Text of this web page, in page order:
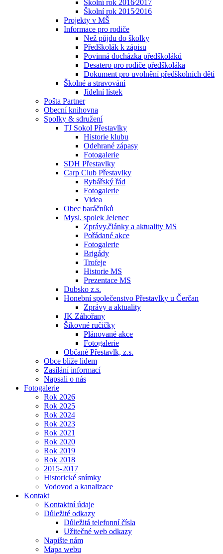
Školní rok 2016⁄2017
Školní rok 2015⁄2016
Projekty v MŠ
Informace pro rodiče
Než půjdu do školky
Předškolák k zápisu
Povinná docházka předškoláků
Desatero pro rodiče předškoláka
Dokument pro uvolnění předškolních dětí
Školné a stravování
Jídelní lístek
Pošta Partner
Obecní knihovna
Spolky & sdružení
TJ Sokol Přestavlky
Historie klubu
Odehrané zápasy
Fotogalerie
SDH Přestavlky
Carp Club Přestavlky
Rybářský řád
Fotogalerie
Videa
Obec baráčníků
Mysl. spolek Jelenec
Zprávy,články a aktuality MS
Pořádané akce
Fotogalerie
Brigády
Trofeje
Historie MS
Prezentace MS
Dubsko z.s.
Honební společenstvo Přestavlky u Čerčan
Zprávy a aktuality
JK Záhořany
Šikovné ručičky
Plánované akce
Fotogalerie
Občané Přestavlk, z.s.
Obce blíže lidem
Zasílání informací
Napsali o nás
Fotogalerie
Rok 2026
Rok 2025
Rok 2024
Rok 2023
Rok 2021
Rok 2020
Rok 2019
Rok 2018
2015-2017
Historické snímky
Vodovod a kanalizace
Kontakt
Kontaktní údaje
Důležité odkazy
Důležitá telefonní čísla
Užitečné web odkazy
Napište nám
Mapa webu